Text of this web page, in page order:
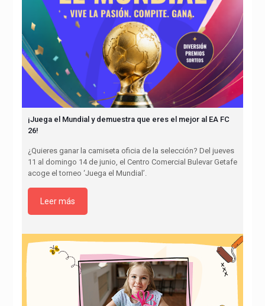
¡Juega el Mundial y demuestra que eres el mejor al EA FC
26!
¿Quieres ganar la camiseta oficia de la selección? Del jueves
11 al domingo 14 de junio, el Centro Comercial Bulevar Getafe
acoge el torneo ‘Juega el Mundial’.
Leer más